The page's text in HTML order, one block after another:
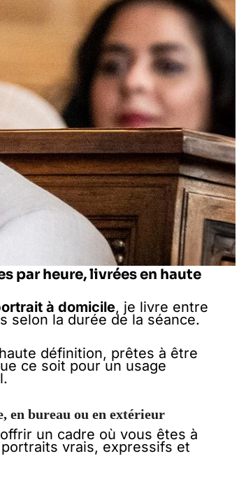
par heure, livrées en haute
à domicile, je livre entre
selon la durée de la séance.
définition, prêtes à être
ce soit pour un usage
en bureau ou en extérieur
un cadre où vous êtes à
vrais, expressifs et